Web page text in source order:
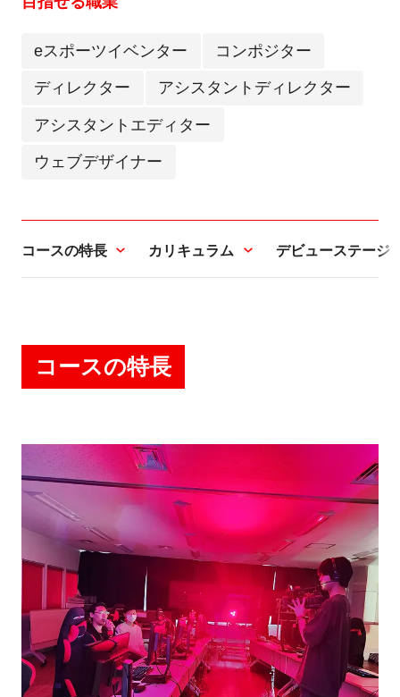
eスポーツイベンター コンポジター
ディレクター アシスタントディレクター
アシスタントエディター
ウェブデザイナー
コースの特長 カリキュラム デビューステージ
コースの特長